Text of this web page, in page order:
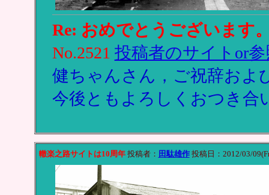
Re: おめでとうございます
No.2521 投稿者のサイトor
健ちゃんさん，ご祝辞およ
今後ともよろしくおつき合
轍楽之路サイトは10周年投稿者： 田駄雄作投稿日：2012/03/